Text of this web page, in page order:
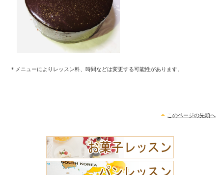
＊メニューによりレッスン料、時間などは変更する可能性があります。
このページの先頭へ